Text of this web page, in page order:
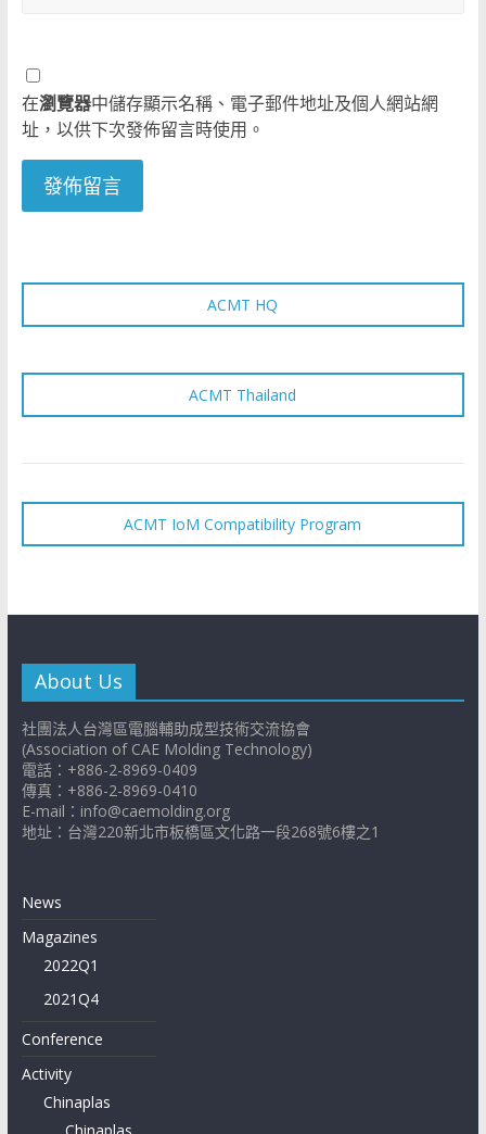
在瀏覽器中儲存顯示名稱、電子郵件地址及個人網站網
址，以供下次發佈留言時使用。
ACMT HQ
ACMT Thailand
ACMT IoM Compatibility Program
About Us
社團法人台灣區電腦輔助成型技術交流協會
(Association of CAE Molding Technology)
電話：+886-2-8969-0409
傳真：+886-2-8969-0410
E-mail：info@caemolding.org
地址：台灣220新北市板橋區文化路一段268號6樓之1
News
Magazines
2022Q1
2021Q4
Conference
Activity
Chinaplas